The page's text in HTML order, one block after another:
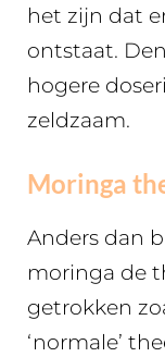
het zijn dat
ontstaat.
hogere
zeldzaam.
Moringa
Anders dan
moringa de
getrokken
‘normale’